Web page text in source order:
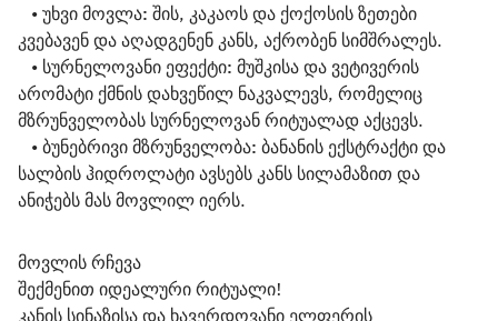
• უხვი მოვლა: შის, კაკაოს და ქოქოსის ზეთები
კვებავენ და აღადგენენ კანს, აქრობენ სიმშრალეს.
• სურნელოვანი ეფექტი: მუშკისა და ვეტივერის
არომატი ქმნის დახვეწილ ნაკვალევს, რომელიც
მზრუნველობას სურნელოვან რიტუალად აქცევს.
• ბუნებრივი მზრუნველობა: ბანანის ექსტრაქტი და
სალბის ჰიდროლატი ავსებს კანს სილამაზით და
ანიჭებს მას მოვლილ იერს.
მოვლის რჩევა
შექმენით იდეალური რიტუალი!
კანის სინაზისა და ხავერდოვანი ელფერის